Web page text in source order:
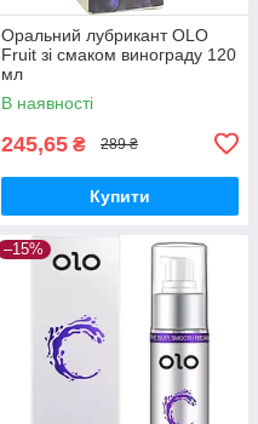
Оральний лубрикант OLO
Fruit зі смаком винограду 120
мл
В наявності
245,65 ₴ 289 ₴
Купити
–15%